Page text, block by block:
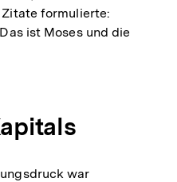
formulierte:
ist Moses und die
war